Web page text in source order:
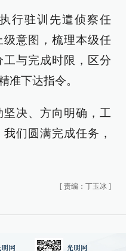
行驻训先遣侦察任
意图，梳理本级任
与完成时限，区分
准下达指令。
决、方向明确，工
们圆满完成任务，
[ 责编：丁玉冰 ]